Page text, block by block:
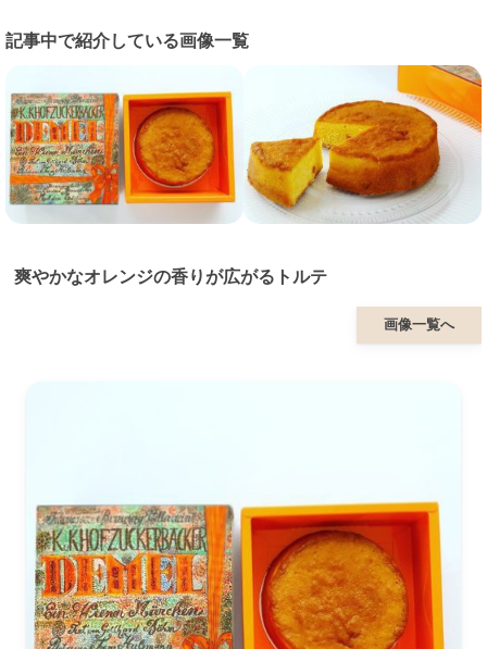
記事中で紹介している画像一覧
爽やかなオレンジの香りが広がるトルテ
画像一覧へ